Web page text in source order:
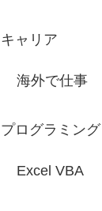
キャリア
海外で仕事
プログラミング
Excel VBA